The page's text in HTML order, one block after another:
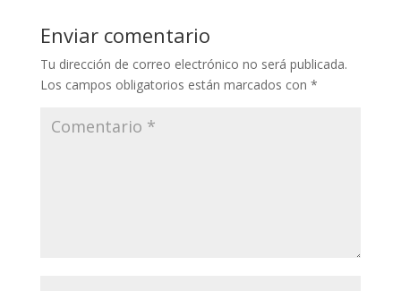
Enviar comentario
Tu dirección de correo electrónico no será publicada.
Los campos obligatorios están marcados con *